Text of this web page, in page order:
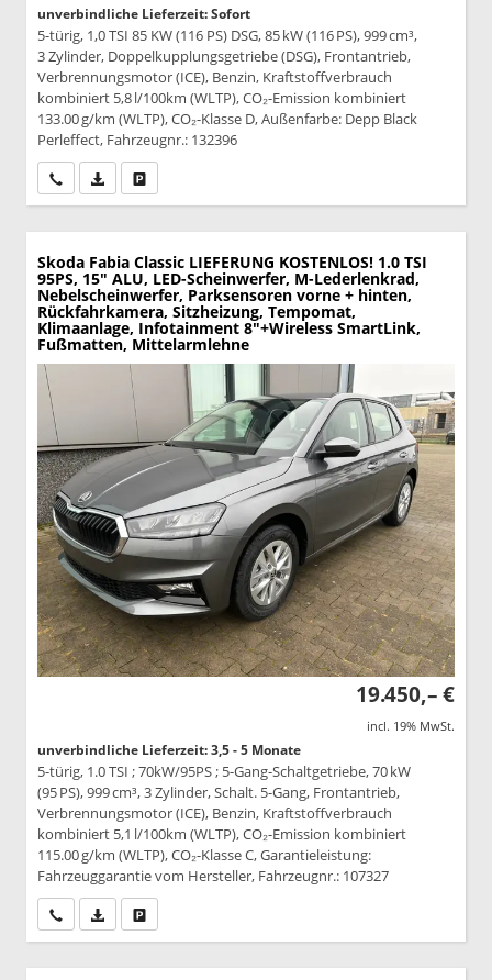
unverbindliche Lieferzeit: Sofort
5-türig, 1,0 TSI 85 KW (116 PS) DSG, 85 kW (116 PS), 999 cm³,
3 Zylinder, Doppelkupplungsgetriebe (DSG), Frontantrieb,
Verbrennungsmotor (ICE), Benzin, Kraftstoffverbrauch
kombiniert 5,8 l/100km (WLTP), CO₂-Emission kombiniert
133.00 g/km (WLTP), CO₂-Klasse D, Außenfarbe: Depp Black
Perleffect, Fahrzeugnr.: 132396
Wir rufen Sie anPDF-Datei, Fahrzeugexposé drucken
Skoda Fabia Classic LIEFERUNG KOSTENLOS! 1.0 TSI
95PS, 15" ALU, LED-Scheinwerfer, M-Lederlenkrad,
Nebelscheinwerfer, Parksensoren vorne + hinten,
Rückfahrkamera, Sitzheizung, Tempomat,
Klimaanlage, Infotainment 8"+Wireless SmartLink,
Fußmatten, Mittelarmlehne
19.450,– €
incl. 19% MwSt.
unverbindliche Lieferzeit: 3,5 - 5 Monate
5-türig, 1.0 TSI ; 70kW/95PS ; 5-Gang-Schaltgetriebe, 70 kW
(95 PS), 999 cm³, 3 Zylinder, Schalt. 5-Gang, Frontantrieb,
Verbrennungsmotor (ICE), Benzin, Kraftstoffverbrauch
kombiniert 5,1 l/100km (WLTP), CO₂-Emission kombiniert
115.00 g/km (WLTP), CO₂-Klasse C, Garantieleistung:
Fahrzeuggarantie vom Hersteller, Fahrzeugnr.: 107327
Wir rufen Sie anPDF-Datei, Fahrzeugexposé drucken